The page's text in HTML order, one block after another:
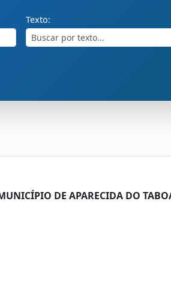
Texto:
DE APARECIDA DO